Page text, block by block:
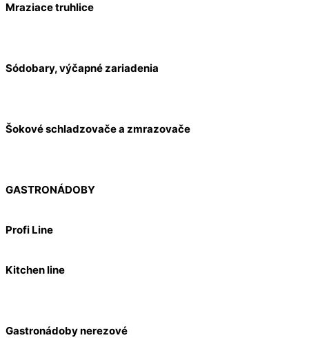
Mraziace truhlice
Sódobary, výčapné zariadenia
Šokové schladzovače a zmrazovače
GASTRONÁDOBY
Profi Line
Kitchen line
Gastronádoby nerezové